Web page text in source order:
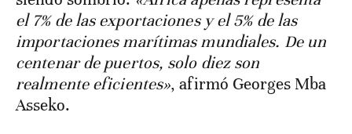
el 7% de las exportaciones y el 5% de las
importaciones marítimas mundiales. De un
centenar de puertos, solo diez son
realmente eficientes», afirmó Georges Mba
Asseko.